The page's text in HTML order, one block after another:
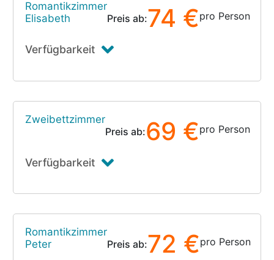
Romantikzimmer
Elisabeth
Preis ab:74 €pro Person
Verfügbarkeit
Zweibettzimmer
Preis ab:69 €pro Person
Verfügbarkeit
Romantikzimmer
Peter
Preis ab:72 €pro Person